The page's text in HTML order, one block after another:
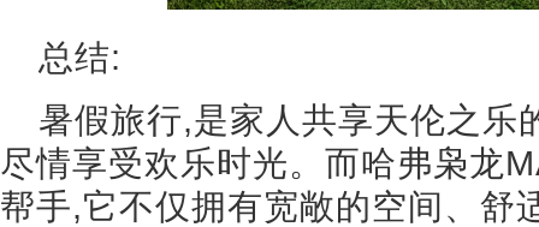
总结:
暑假旅行,是家人共享天伦之乐
尽情享受欢乐时光。而哈弗枭龙
帮手,它不仅拥有宽敞的空间、舒